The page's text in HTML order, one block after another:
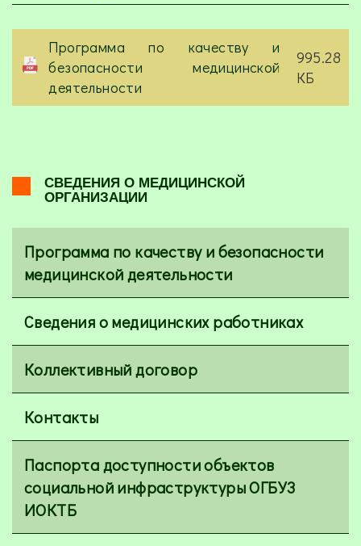
Программа по качеству и
безопасности медицинской
деятельности
995.28
КБ
СВЕДЕНИЯ О МЕДИЦИНСКОЙ
ОРГАНИЗАЦИИ
Программа по качеству и безопасности
медицинской деятельности
Сведения о медицинских работниках
Коллективный договор
Контакты
Паспорта доступности объектов
социальной инфраструктуры ОГБУЗ
ИОКТБ